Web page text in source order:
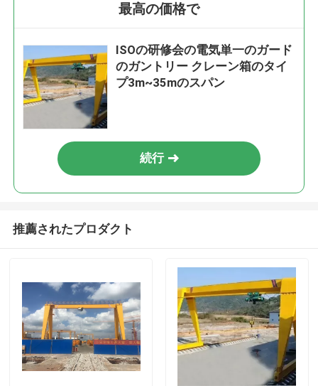
最高の価格で
ISOの研修会の電気単一のガード
のガントリー クレーン箱のタイ
プ3m~35mのスパン
続行
推薦されたプロダクト